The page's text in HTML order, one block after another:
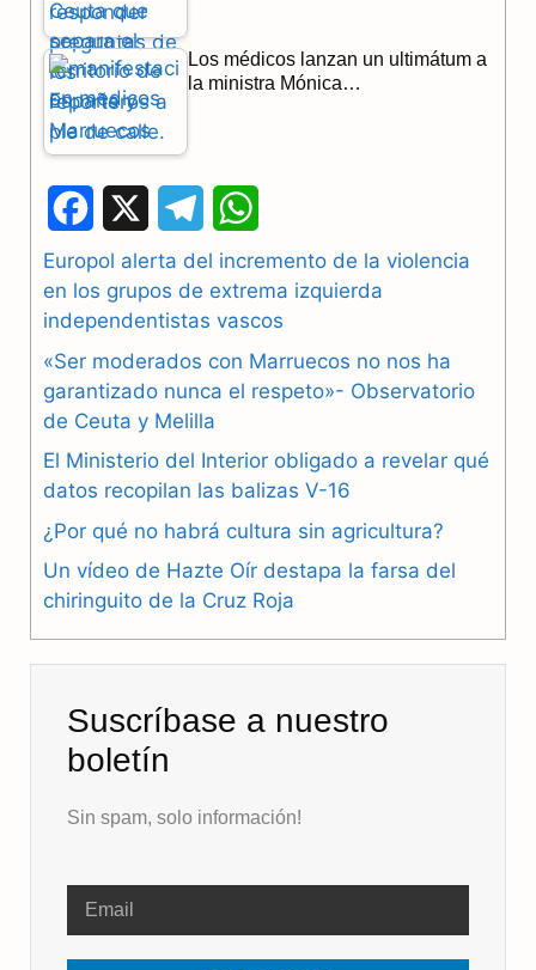
Los médicos lanzan un ultimátum a
la ministra Mónica…
a
c
b
o
o
k
e
g
r
a
m
h
a
s
p
p
Europol alerta del incremento de la violencia
en los grupos de extrema izquierda
independentistas vascos
«Ser moderados con Marruecos no nos ha
garantizado nunca el respeto»- Observatorio
de Ceuta y Melilla
El Ministerio del Interior obligado a revelar qué
datos recopilan las balizas V-16
¿Por qué no habrá cultura sin agricultura?
Un vídeo de Hazte Oír destapa la farsa del
chiringuito de la Cruz Roja
Suscríbase a nuestro
boletín
Sin spam, solo información!